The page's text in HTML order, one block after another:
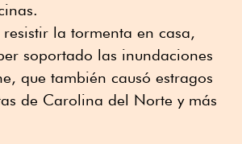
la tormenta en casa,
soportado las inundaciones
que también causó estragos
de Carolina del Norte y más